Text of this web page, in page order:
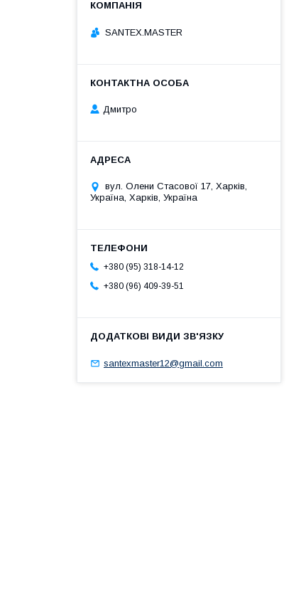
SANTEX.MASTER
Дмитро
вул. Олени Стасової 17, Харків,
Україна, Харків, Україна
+380 (95) 318-14-12
+380 (96) 409-39-51
santexmaster12@gmail.com